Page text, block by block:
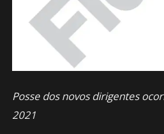
Posse dos novos dirigentes
2021